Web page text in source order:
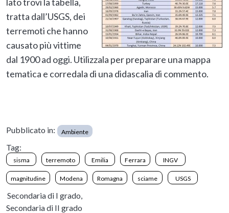
tratta dall’USGS, dei
terremoti che hanno
causato più vittime
dal 1900 ad oggi. Utilizzala per preparare una mappa
tematica e corredala di una didascalia di commento.
Pubblicato in: Ambiente
Tag:
sisma terremoto Emilia Ferrara INGV
magnitudine Modena Romagna sciame USGS
Secondaria di I grado,
Secondaria di II grado